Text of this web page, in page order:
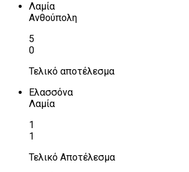
Λαμία
Ανθούπολη
5
0
Τελικό αποτέλεσμα
Ελασσόνα
Λαμία
1
1
Τελικό Αποτέλεσμα